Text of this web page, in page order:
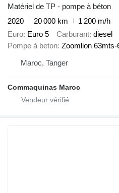
Matériel de TP - pompe à béton
2020
20 000 km
1 200 m/h
Euro Euro 5 Carburant diesel
Pompe à beton Zoomlion
Maroc, Tanger
Commaquinas Maroc